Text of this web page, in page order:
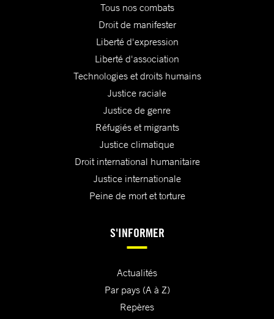
Tous nos combats
Droit de manifester
Liberté d'expression
Liberté d'association
Technologies et droits humains
Justice raciale
Justice de genre
Réfugiés et migrants
Justice climatique
Droit international humanitaire
Justice internationale
Peine de mort et torture
S'INFORMER
Actualités
Par pays (A à Z)
Repères